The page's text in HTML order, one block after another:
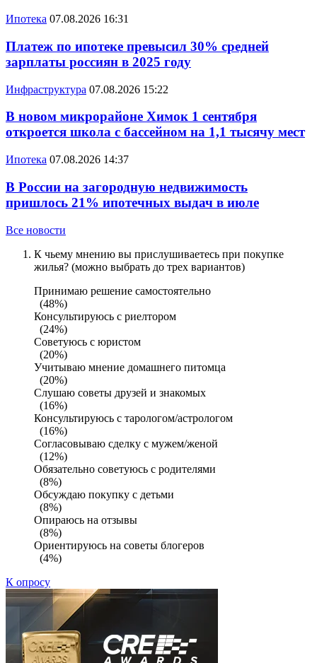
Ипотека 07.08.2026 16:31
Платеж по ипотеке превысил 30% средней
зарплаты россиян в 2025 году
Инфраструктура 07.08.2026 15:22
В новом микрорайоне Химок 1 сентября
откроется школа с бассейном на 1,1 тысячу мест
Ипотека 07.08.2026 14:37
В России на загородную недвижимость
пришлось 21% ипотечных выдач в июле
Все новости
К чьему мнению вы прислушиваетесь при покупке
жилья? (можно выбрать до трех вариантов)
Принимаю решение самостоятельно
(48%)
Консультируюсь с риелтором
(24%)
Советуюсь с юристом
(20%)
Учитываю мнение домашнего питомца
(20%)
Слушаю советы друзей и знакомых
(16%)
Консультируюсь с тарологом/астрологом
(16%)
Согласовываю сделку с мужем/женой
(12%)
Обязательно советуюсь с родителями
(8%)
Обсуждаю покупку с детьми
(8%)
Опираюсь на отзывы
(8%)
Ориентируюсь на советы блогеров
(4%)
К опросу